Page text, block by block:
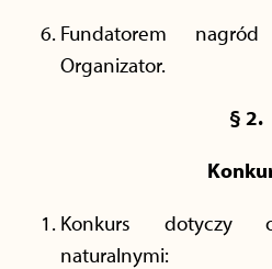
Fundatorem
Organizator.
§ 2.
Konkurs dotyczy
naturalnymi: